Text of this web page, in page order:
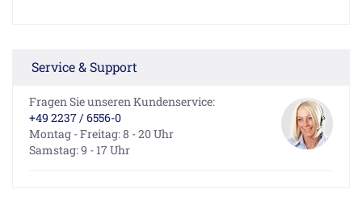
Service & Support
Fragen Sie unseren Kundenservice:
+49 2237 / 6556-0
Montag - Freitag: 8 - 20 Uhr
Samstag: 9 - 17 Uhr